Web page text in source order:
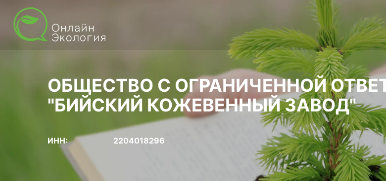
ОБЩЕСТВО С ОГРАНИЧЕННОЙ
"БИЙСКИЙ КОЖЕВЕННЫЙ ЗАВОД"
ИНН: 2204018296